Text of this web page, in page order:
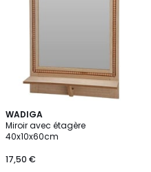
WADIGA
Miroir avec étagère
40x10x60cm
17,50 €
1
/
5